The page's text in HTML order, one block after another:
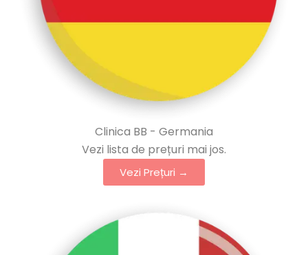
Clinica BB - Germania
Vezi lista de prețuri mai jos.
Vezi Prețuri →